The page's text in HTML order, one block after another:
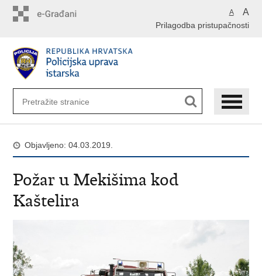
A A
Prilagodba pristupačnosti
Objavljeno: 04.03.2019.
Požar u Mekišima kod
Kaštelira